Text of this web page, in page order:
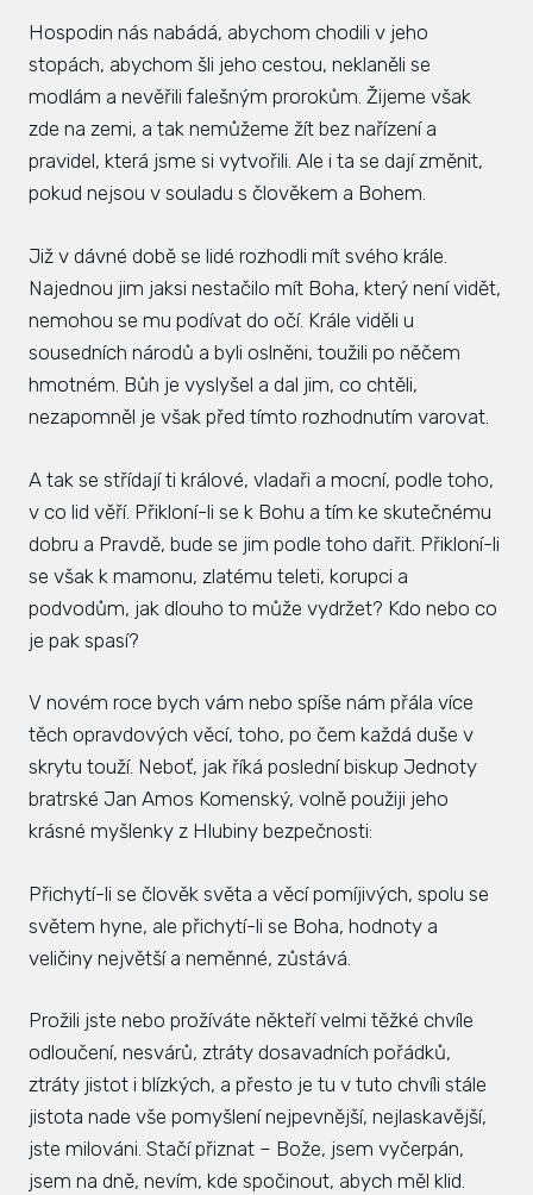
Hospodin nás nabádá, abychom chodili v jeho
stopách, abychom šli jeho cestou, neklaněli se
modlám a nevěřili falešným prorokům. Žijeme však
zde na zemi, a tak nemůžeme žít bez nařízení a
pravidel, která jsme si vytvořili. Ale i ta se dají změnit,
pokud nejsou v souladu s člověkem a Bohem.
Již v dávné době se lidé rozhodli mít svého krále.
Najednou jim jaksi nestačilo mít Boha, který není vidět,
nemohou se mu podívat do očí. Krále viděli u
sousedních národů a byli oslněni, toužili po něčem
hmotném. Bůh je vyslyšel a dal jim, co chtěli,
nezapomněl je však před tímto rozhodnutím varovat.
A tak se střídají ti králové, vladaři a mocní, podle toho,
v co lid věří. Přikloní-li se k Bohu a tím ke skutečnému
dobru a Pravdě, bude se jim podle toho dařit. Přikloní-li
se však k mamonu, zlatému teleti, korupci a
podvodům, jak dlouho to může vydržet? Kdo nebo co
je pak spasí?
V novém roce bych vám nebo spíše nám přála více
těch opravdových věcí, toho, po čem každá duše v
skrytu touží. Neboť, jak říká poslední biskup Jednoty
bratrské Jan Amos Komenský, volně použiji jeho
krásné myšlenky z Hlubiny bezpečnosti:
Přichytí-li se člověk světa a věcí pomíjivých, spolu se
světem hyne, ale přichytí-li se Boha, hodnoty a
veličiny největší a neměnné, zůstává.
Prožili jste nebo prožíváte někteří velmi těžké chvíle
odloučení, nesvárů, ztráty dosavadních pořádků,
ztráty jistot i blízkých, a přesto je tu v tuto chvíli stále
jistota nade vše pomyšlení nejpevnější, nejlaskavější,
jste milováni. Stačí přiznat – Bože, jsem vyčerpán,
jsem na dně, nevím, kde spočinout, abych měl klid.